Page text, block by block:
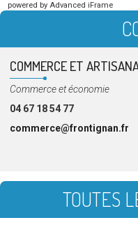
powered by Advanced iFrame
COMMERCE ET
Type
de
:
Commerce et économie
04 67 18 54 77
commerce@frontignan.fr
TOUTES